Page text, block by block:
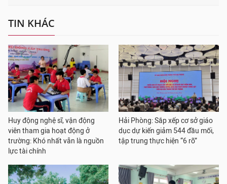
TIN KHÁC
Huy động nghệ sĩ, vận động
viên tham gia hoạt động ở
trường: Khó nhất vẫn là nguồn
lực tài chính
Hải Phòng: Sắp xếp cơ sở giáo
dục dự kiến giảm 544 đầu mối,
tập trung thực hiện “6 rõ”